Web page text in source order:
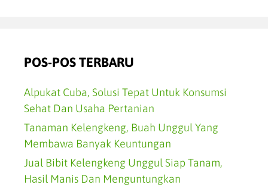
POS-POS TERBARU
Alpukat Cuba, Solusi Tepat Untuk Konsumsi
Sehat Dan Usaha Pertanian
Tanaman Kelengkeng, Buah Unggul Yang
Membawa Banyak Keuntungan
Jual Bibit Kelengkeng Unggul Siap Tanam,
Hasil Manis Dan Menguntungkan